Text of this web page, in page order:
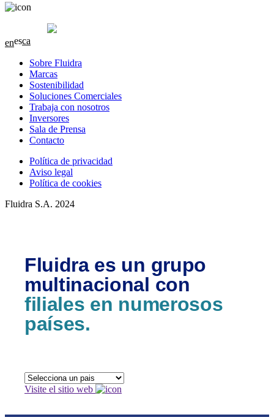
0.04 (+0.2%)
enesca
Sobre Fluidra
Marcas
Sostenibilidad
Soluciones Comerciales
Trabaja con nosotros
Inversores
Sala de Prensa
Contacto
Política de privacidad
Aviso legal
Política de cookies
Fluidra S.A. 2024
Fluidra es un grupo
multinacional con
filiales en numerosos
países.
Visite el sitio web